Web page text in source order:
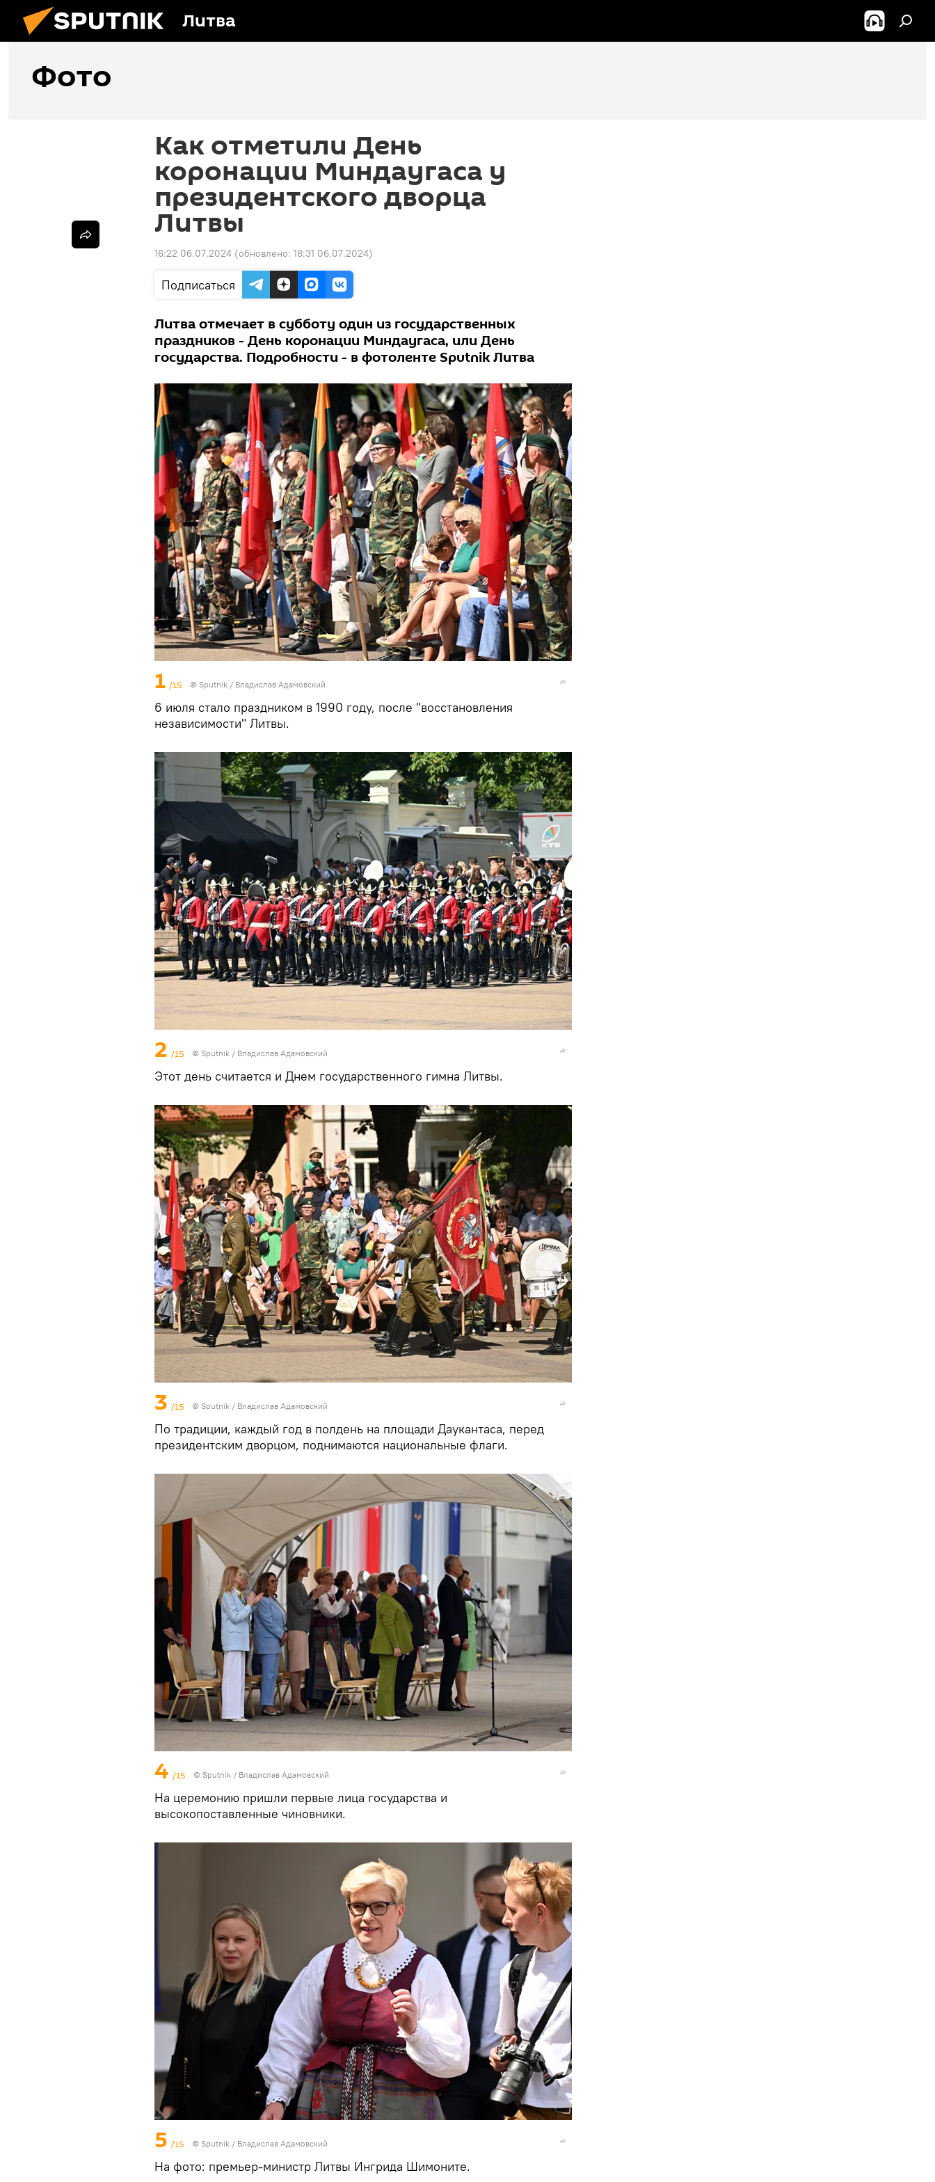
Литва
Фото
Как отметили День
коронации Миндаугаса у
президентского дворца
Литвы
16:22 06.07.2024 (обновлено: 18:31 06.07.2024)
Подписаться
Литва отмечает в субботу один из государственных
праздников - День коронации Миндаугаса, или День
государства. Подробности - в фотоленте Sputnik Литва
1 /15 © Sputnik / Владислав Адамовский
6 июля стало праздником в 1990 году, после "восстановления
независимости" Литвы.
2 /15 © Sputnik / Владислав Адамовский
Этот день считается и Днем государственного гимна Литвы.
3 /15 © Sputnik / Владислав Адамовский
По традиции, каждый год в полдень на площади Даукантаса, перед
президентским дворцом, поднимаются национальные флаги.
4 /15 © Sputnik / Владислав Адамовский
На церемонию пришли первые лица государства и
высокопоставленные чиновники.
5 /15 © Sputnik / Владислав Адамовский
На фото: премьер-министр Литвы Ингрида Шимоните.